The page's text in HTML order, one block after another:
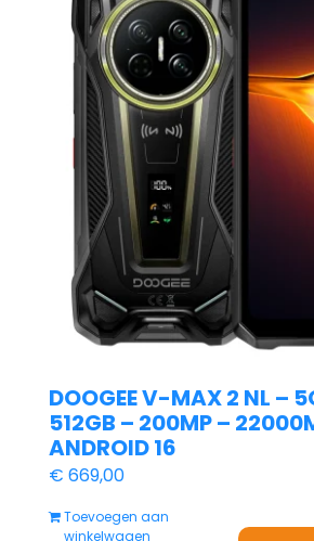
DOOGEE V-MAX 2 NL –
512GB – 200MP –
ANDROID 16
€ 669,00
Toevoegen aan
winkelwagen